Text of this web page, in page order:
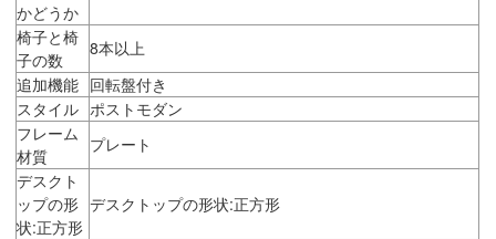
かどうか
椅子と椅
子の数
8本以上
追加機能 回転盤付き
スタイル ポストモダン
フレーム
材質
プレート
デスクト
ップの形
状:正方形
デスクトップの形状:正方形